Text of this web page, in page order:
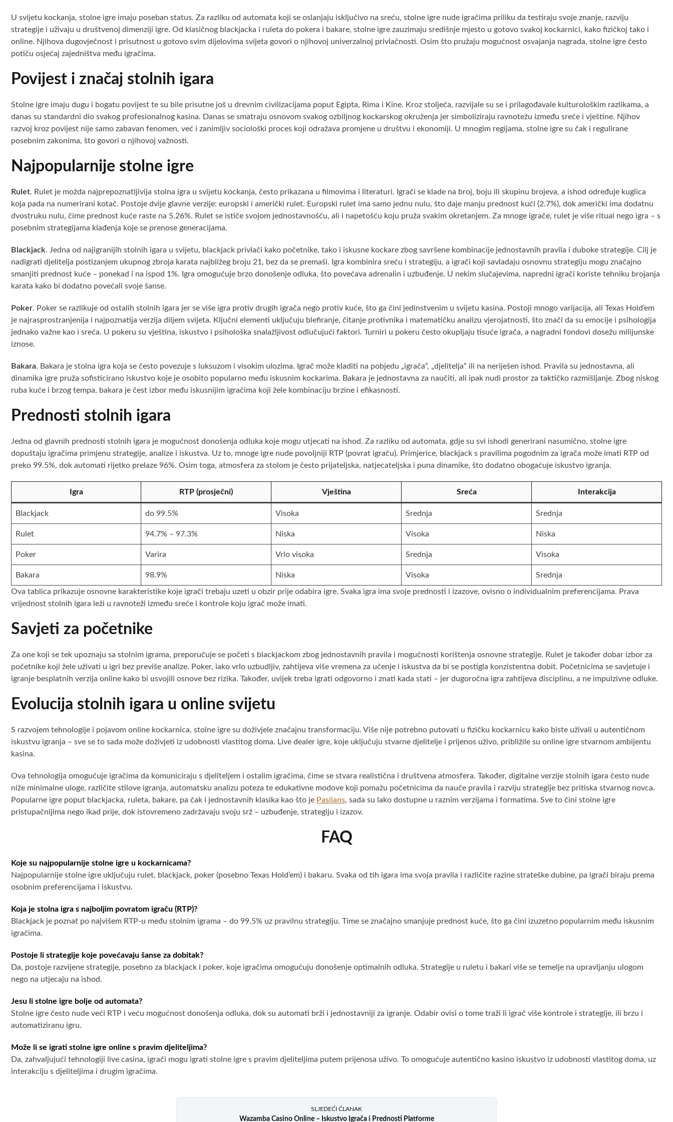
U svijetu kockanja, stolne igre imaju poseban status. Za razliku od automata koji se oslanjaju isključivo na sreću, stolne igre nude igračima priliku da testiraju svoje znanje, razviju
strategije i uživaju u društvenoj dimenziji igre. Od klasičnog blackjacka i ruleta do pokera i bakare, stolne igre zauzimaju središnje mjesto u gotovo svakoj kockarnici, kako fizičkoj tako i
online. Njihova dugovječnost i prisutnost u gotovo svim dijelovima svijeta govori o njihovoj univerzalnoj privlačnosti. Osim što pružaju mogućnost osvajanja nagrada, stolne igre često
potiču osjećaj zajedništva među igračima.
Povijest i značaj stolnih igara
Stolne igre imaju dugu i bogatu povijest te su bile prisutne još u drevnim civilizacijama poput Egipta, Rima i Kine. Kroz stoljeća, razvijale su se i prilagođavale kulturološkim razlikama, a
danas su standardni dio svakog profesionalnog kasina. Danas se smatraju osnovom svakog ozbiljnog kockarskog okruženja jer simboliziraju ravnotežu između sreće i vještine. Njihov
razvoj kroz povijest nije samo zabavan fenomen, već i zanimljiv sociološki proces koji odražava promjene u društvu i ekonomiji. U mnogim regijama, stolne igre su čak i regulirane
posebnim zakonima, što govori o njihovoj važnosti.
Najpopularnije stolne igre
Rulet. Rulet je možda najprepoznatljivija stolna igra u svijetu kockanja, često prikazana u filmovima i literaturi. Igrači se klade na broj, boju ili skupinu brojeva, a ishod određuje kuglica
koja pada na numerirani kotač. Postoje dvije glavne verzije: europski i američki rulet. Europski rulet ima samo jednu nulu, što daje manju prednost kući (2.7%), dok američki ima dodatnu
dvostruku nulu, čime prednost kuće raste na 5.26%. Rulet se ističe svojom jednostavnošću, ali i napetošću koju pruža svakim okretanjem. Za mnoge igrače, rulet je više ritual nego igra – s
posebnim strategijama klađenja koje se prenose generacijama.
Blackjack. Jedna od najigranijih stolnih igara u svijetu, blackjack privlači kako početnike, tako i iskusne kockare zbog savršene kombinacije jednostavnih pravila i duboke strategije. Cilj je
nadigrati djelitelja postizanjem ukupnog zbroja karata najbližeg broju 21, bez da se premaši. Igra kombinira sreću i strategiju, a igrači koji savladaju osnovnu strategiju mogu značajno
smanjiti prednost kuće – ponekad i na ispod 1%. Igra omogućuje brzo donošenje odluka, što povećava adrenalin i uzbuđenje. U nekim slučajevima, napredni igrači koriste tehniku brojanja
karata kako bi dodatno povećali svoje šanse.
Poker. Poker se razlikuje od ostalih stolnih igara jer se više igra protiv drugih igrača nego protiv kuće, što ga čini jedinstvenim u svijetu kasina. Postoji mnogo varijacija, ali Texas Hold’em
je najrasprostranjenija i najpoznatija verzija diljem svijeta. Ključni elementi uključuju blefiranje, čitanje protivnika i matematičku analizu vjerojatnosti, što znači da su emocije i psihologija
jednako važne kao i sreća. U pokeru su vještina, iskustvo i psihološka snalažljivost odlučujući faktori. Turniri u pokeru često okupljaju tisuće igrača, a nagradni fondovi dosežu milijunske
iznose.
Bakara. Bakara je stolna igra koja se često povezuje s luksuzom i visokim ulozima. Igrač može kladiti na pobjedu „igrača“, „djelitelja“ ili na neriješen ishod. Pravila su jednostavna, ali
dinamika igre pruža sofisticirano iskustvo koje je osobito popularno među iskusnim kockarima. Bakara je jednostavna za naučiti, ali ipak nudi prostor za taktičko razmišljanje. Zbog niskog
ruba kuće i brzog tempa, bakara je čest izbor među iskusnijim igračima koji žele kombinaciju brzine i efikasnosti.
Prednosti stolnih igara
Jedna od glavnih prednosti stolnih igara je mogućnost donošenja odluka koje mogu utjecati na ishod. Za razliku od automata, gdje su svi ishodi generirani nasumično, stolne igre
dopuštaju igračima primjenu strategije, analize i iskustva. Uz to, mnoge igre nude povoljniji RTP (povrat igraču). Primjerice, blackjack s pravilima pogodnim za igrača može imati RTP od
preko 99.5%, dok automati rijetko prelaze 96%. Osim toga, atmosfera za stolom je često prijateljska, natjecateljska i puna dinamike, što dodatno obogaćuje iskustvo igranja.
Igra RTP (prosječni) Vještina Sreća Interakcija
Blackjack do 99.5% Visoka Srednja Srednja
Rulet 94.7% – 97.3% Niska Visoka Niska
Poker Varira Vrlo visoka Srednja Visoka
Bakara 98.9% Niska Visoka Srednja
Ova tablica prikazuje osnovne karakteristike koje igrači trebaju uzeti u obzir prije odabira igre. Svaka igra ima svoje prednosti i izazove, ovisno o individualnim preferencijama. Prava
vrijednost stolnih igara leži u ravnoteži između sreće i kontrole koju igrač može imati.
Savjeti za početnike
Za one koji se tek upoznaju sa stolnim igrama, preporučuje se početi s blackjackom zbog jednostavnih pravila i mogućnosti korištenja osnovne strategije. Rulet je također dobar izbor za
početnike koji žele uživati u igri bez previše analize. Poker, iako vrlo uzbudljiv, zahtijeva više vremena za učenje i iskustva da bi se postigla konzistentna dobit. Početnicima se savjetuje i
igranje besplatnih verzija online kako bi usvojili osnove bez rizika. Također, uvijek treba igrati odgovorno i znati kada stati – jer dugoročna igra zahtijeva disciplinu, a ne impulzivne odluke.
Evolucija stolnih igara u online svijetu
S razvojem tehnologije i pojavom online kockarnica, stolne igre su doživjele značajnu transformaciju. Više nije potrebno putovati u fizičku kockarnicu kako biste uživali u autentičnom
iskustvu igranja – sve se to sada može doživjeti iz udobnosti vlastitog doma. Live dealer igre, koje uključuju stvarne djelitelje i prijenos uživo, približile su online igre stvarnom ambijentu
kasina.
Ova tehnologija omogućuje igračima da komuniciraju s djeliteljem i ostalim igračima, čime se stvara realistična i društvena atmosfera. Također, digitalne verzije stolnih igara često nude
niže minimalne uloge, različite stilove igranja, automatsku analizu poteza te edukativne modove koji pomažu početnicima da nauče pravila i razviju strategije bez pritiska stvarnog novca.
Popularne igre poput blackjacka, ruleta, bakare, pa čak i jednostavnih klasika kao što je Pasijans, sada su lako dostupne u raznim verzijama i formatima. Sve to čini stolne igre
pristupačnijima nego ikad prije, dok istovremeno zadržavaju svoju srž – uzbuđenje, strategiju i izazov.
FAQ
Koje su najpopularnije stolne igre u kockarnicama?
Najpopularnije stolne igre uključuju rulet, blackjack, poker (posebno Texas Hold’em) i bakaru. Svaka od tih igara ima svoja pravila i različite razine strateške dubine, pa igrači biraju prema
osobnim preferencijama i iskustvu.
Koja je stolna igra s najboljim povratom igraču (RTP)?
Blackjack je poznat po najvišem RTP-u među stolnim igrama – do 99.5% uz pravilnu strategiju. Time se značajno smanjuje prednost kuće, što ga čini izuzetno popularnim među iskusnim
igračima.
Postoje li strategije koje povećavaju šanse za dobitak?
Da, postoje razvijene strategije, posebno za blackjack i poker, koje igračima omogućuju donošenje optimalnih odluka. Strategije u ruletu i bakari više se temelje na upravljanju ulogom
nego na utjecaju na ishod.
Jesu li stolne igre bolje od automata?
Stolne igre često nude veći RTP i veću mogućnost donošenja odluka, dok su automati brži i jednostavniji za igranje. Odabir ovisi o tome traži li igrač više kontrole i strategije, ili brzu i
automatiziranu igru.
Može li se igrati stolne igre online s pravim djeliteljima?
Da, zahvaljujući tehnologiji live casina, igrači mogu igrati stolne igre s pravim djeliteljima putem prijenosa uživo. To omogućuje autentično kasino iskustvo iz udobnosti vlastitog doma, uz
interakciju s djeliteljima i drugim igračima.
SLJEDEĆI ČLANAK
Wazamba Casino Online – Iskustvo Igrača i Prednosti Platforme